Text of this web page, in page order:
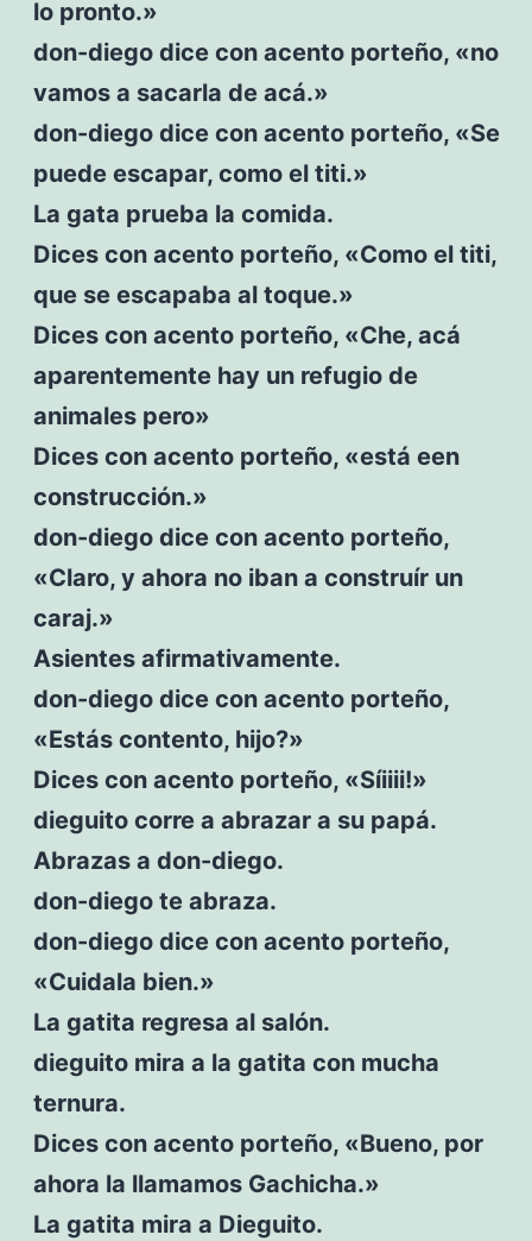
lo pronto.»
don-diego dice con acento porteño, «no
vamos a sacarla de acá.»
don-diego dice con acento porteño, «Se
puede escapar, como el titi.»
La gata prueba la comida.
Dices con acento porteño, «Como el titi,
que se escapaba al toque.»
Dices con acento porteño, «Che, acá
aparentemente hay un refugio de
animales pero»
Dices con acento porteño, «está een
construcción.»
don-diego dice con acento porteño,
«Claro, y ahora no iban a construír un
caraj.»
Asientes afirmativamente.
don-diego dice con acento porteño,
«Estás contento, hijo?»
Dices con acento porteño, «Síiiii!»
dieguito corre a abrazar a su papá.
Abrazas a don-diego.
don-diego te abraza.
don-diego dice con acento porteño,
«Cuidala bien.»
La gatita regresa al salón.
dieguito mira a la gatita con mucha
ternura.
Dices con acento porteño, «Bueno, por
ahora la llamamos Gachicha.»
La gatita mira a Dieguito.